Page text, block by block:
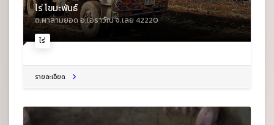
ไร่
ไร่ โขมะพันธ์
ต.ผาสามยอด อ.เอราวัณ จ.เลย 42220
รายละเอียด